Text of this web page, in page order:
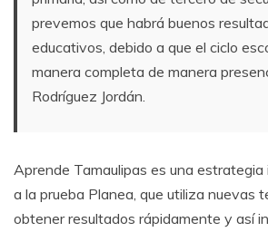
prevemos que habrá buenos
educativos, debido a que el ciclo
manera completa de manera
Rodríguez Jordán.
Aprende Tamaulipas es una
a la prueba Planea, que utiliza nuevas
obtener resultados rápidamente y así